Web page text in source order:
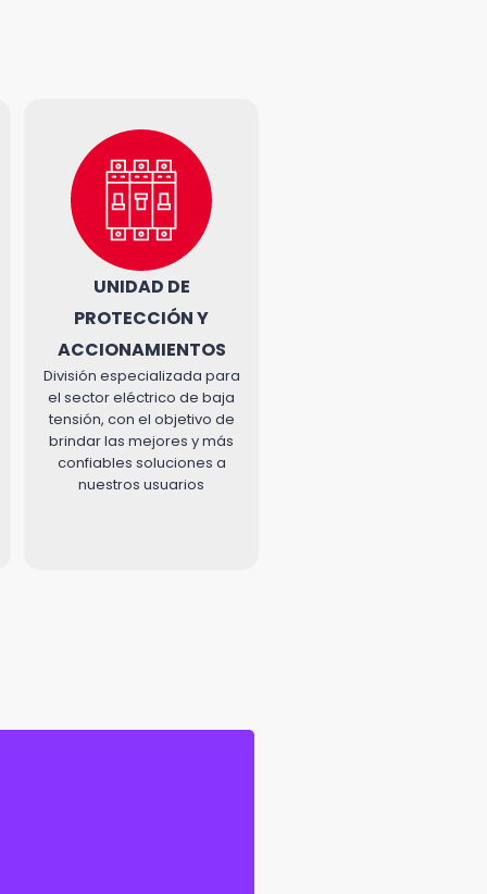
UNIDAD DE
PROTECCIÓN Y
ACCIONAMIENTOS
División especializada para
el sector eléctrico de baja
tensión, con el objetivo de
brindar las mejores y más
confiables soluciones a
nuestros usuarios